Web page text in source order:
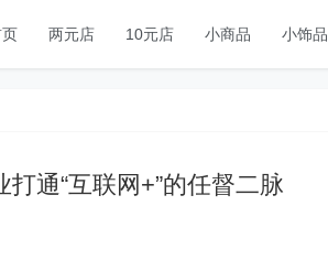
两元店 10元店 小商品 小饰品
通“互联网+”的任督二脉